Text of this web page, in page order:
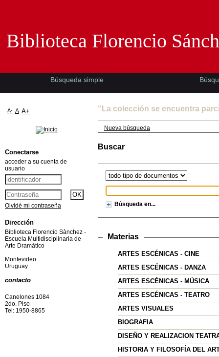
"La colección se encuentra
Nueva búsqueda
Buscar
Búsqueda en...
Materias
ARTES ESCÉNICAS - CINE
ARTES ESCÉNICAS - DANZA
ARTES ESCÉNICAS - MÚSICA
ARTES ESCÉNICAS - TEATRO
ARTES VISUALES
BIOGRAFIA
DISEÑO Y REALIZACION
HISTORIA Y FILOSOFÍA DEL
Biblioteca Florencio
Búsqueda simple
A- A A+
Conectarse
acceder a su cuenta de
usuario
Olvidé mi contraseña
Dirección
Biblioteca Florencio Sànchez -
Escuela Multidisciplinaria de
Arte Dramàtico
Montevideo
Uruguay
contacto
Canelones 1084
2do. Piso
Tel: 1950-8865